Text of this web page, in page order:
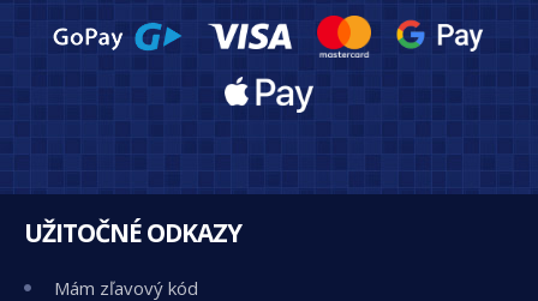
UŽITOČNÉ ODKAZY
Mám zľavový kód